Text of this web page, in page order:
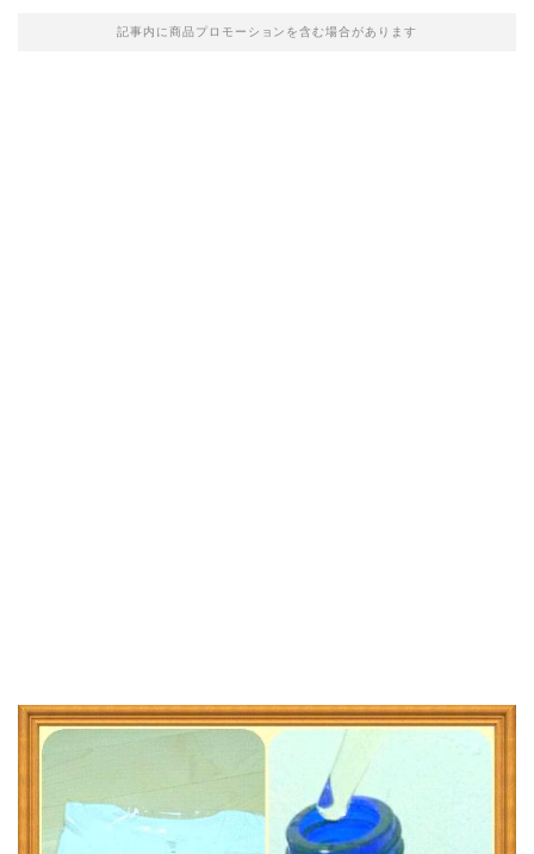
記事内に商品プロモーションを含む場合があります